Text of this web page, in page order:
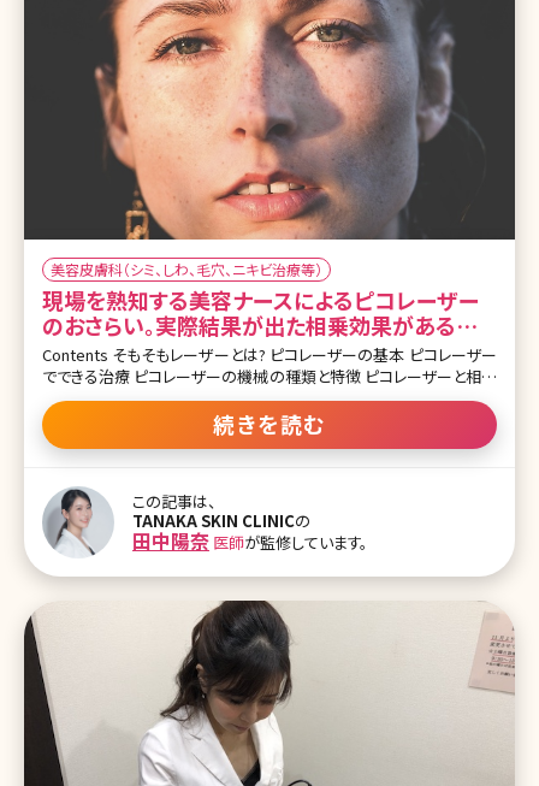
美容皮膚科（シミ、しわ、毛穴、ニキビ治療等）
現場を熟知する美容ナースによるピコレーザー
のおさらい。実際結果が出た相乗効果がある治
療も解説
Contents そもそもレーザーとは? ピコレーザーの基本 ピコレーザー
でできる治療 ピコレーザーの機械の種類と特徴 ピコレーザーと相乗
効果のある治療 ピコレーザーのその他の治療法 まとめ シミ治療や
毛穴治療を検討されたことがある方はピコレーザーというワードを
聞いたことがあるのではないでしょうか? 似たような機械でQスイッチ
たという方もいると思います。 今回はよく耳にする「ピコレーザーって
つまり何?」「ピコレーザーの中にも色々な種類があるけど違いはあ
るの?」「Qスイッチレーザーなどの他のレーザーとの違いは?」など基
本的な疑問から少し難しいところまで、現役美容ナースの日々の治療
経験をベースにお伝えしていきます! 【監修医師からのワンポイント】
続きを読む
この記事は、
TANAKA SKIN CLINICの
田中陽奈 医師が監修しています。